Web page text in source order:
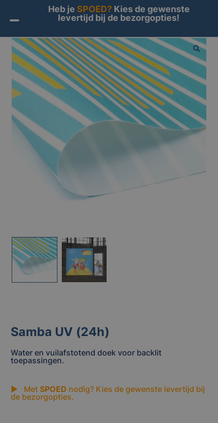
Home Producten/Materialen/ Doek/ Samba UV (24h)
🔍
Samba UV (24h)
Water en vuilafstotend doek voor backlit
toepassingen.
▶ MetSPOED nodig? Kies de gewenste levertijd bij
de bezorgopties.
Heb je SPOED?Kies de gewenste
levertijd bij de bezorgopties!